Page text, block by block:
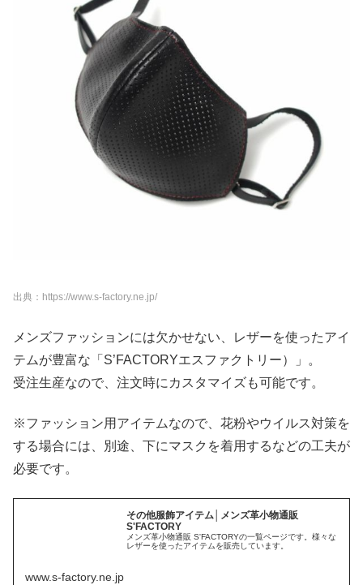
出典：https://www.s-factory.ne.jp/
メンズファッションには欠かせない、レザーを使ったアイ
テムが豊富な「S’FACTORYエスファクトリー）」。
受注生産なので、注文時にカスタマイズも可能です。
※ファッション用アイテムなので、花粉やウイルス対策を
する場合には、別途、下にマスクを着用するなどの工夫が
必要です。
その他服飾アイテム│メンズ革小物通販
S'FACTORY
メンズ革小物通販 S'FACTORYの一覧ページです。様々な
レザーを使ったアイテムを販売しています。
www.s-factory.ne.jp